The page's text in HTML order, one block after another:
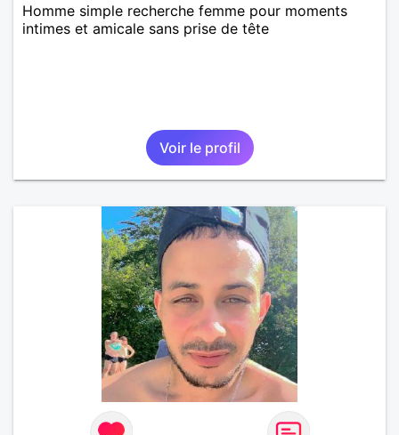
Homme simple recherche femme pour moments
intimes et amicale sans prise de tête
Voir le profil